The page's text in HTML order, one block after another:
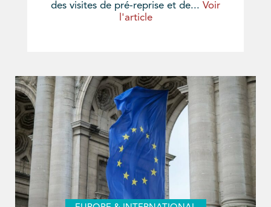
des visites de pré-reprise et de... Voir
l'article